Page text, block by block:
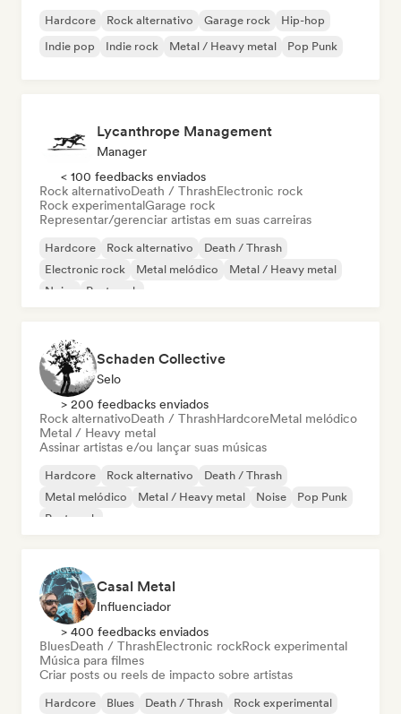
Hardcore Rock alternativo Garage rock
Hip-hop
Indie pop
Indie rock Metal / Heavy metal Pop Punk
Lycanthrope Management
Manager
< 100 feedbacks enviados
Rock alternativoDeath / ThrashElectronic rock
Rock experimentalGarage rock
Representar/gerenciar artistas em suas carreiras
Hardcore Rock alternativo
Death / Thrash
Electronic rock
Metal melódico
Metal / Heavy metal
Noise
Post punk
Schaden Collective
Selo
> 200 feedbacks enviados
Rock alternativoDeath / ThrashHardcoreMetal melódico
Metal / Heavy metal
Assinar artistas e/ou lançar suas músicas
Hardcore Rock alternativo
Death / Thrash
Metal melódico
Metal / Heavy metal Noise
Pop Punk
Post punk
Casal Metal
Influenciador
> 400 feedbacks enviados
BluesDeath / ThrashElectronic rockRock experimental
Música para filmes
Criar posts ou reels de impacto sobre artistas
Hardcore Blues Death / Thrash Rock experimental